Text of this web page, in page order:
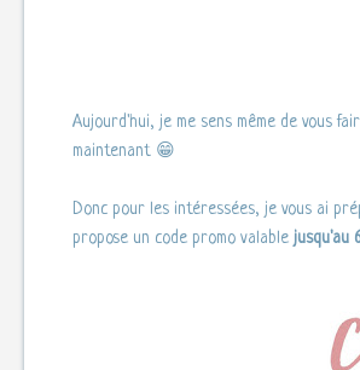
Aujourd'hui, je me sens même de vous
maintenant 😁
Donc pour les intéressées, je vous ai
propose un code promo valable jusqu'au